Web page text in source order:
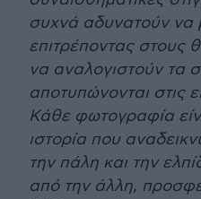
συχνά αδυνατούν να
επιτρέποντας στους
να αναλογιστούν τα
αποτυπώνονται στις
Κάθε φωτογραφία
ιστορία που
την πάλη και την
από την άλλη,